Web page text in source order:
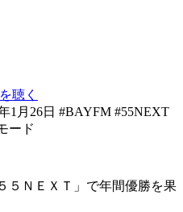
聴く
1月26日 #BAYFM #55NEXT
ード
５ＮＥＸＴ」で年間優勝を果